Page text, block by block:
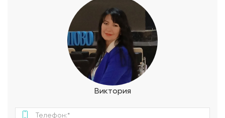
спальни, общая комната. Индивидуальный жилой дом
выполнен по каркасной технологии. Основными несущими и
ограждающими конструкциями являются стены, перекрытия
и кровля. Перекрытия и кровля выполнены из доски
сечением 50х200мм хвойных пород. Несущие стены
выполнены из доски сечением 50х150мм хвойных пород.
Перегородки выполнены из доски сечением 50х100мм
хвойных пород. Кровельный материал - профилированный
лист. Отделка наружных стен - планкен с покрытием
Виктория